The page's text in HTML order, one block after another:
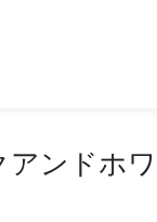
アンドホ